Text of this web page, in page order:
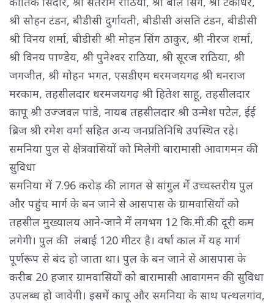
श्री सोहन टंडन, बीडीसी दुर्गावती, बीडीसी अंसति टंडन, बीडीसी
श्री विनय शर्मा, बीडीसी श्री मोहन सिंग ठाकुर, श्री नीरज शर्मा,
श्री विनय पाण्डेय, श्री पुनेश्वर राठिया, श्री सूरज राठिया, श्री
जगजीत, श्री मोहन भगत, एसडीएम धरमजयगढ़ श्री धनराज
मरकाम, तहसीलदार धरमजयगढ़ श्री हितेश साहू, तहसीलदार
कापू श्री उज्जवल पांडे, नायब तहसीलदार श्री उन्मेश पटेल, ईई
ब्रिज श्री रमेश वर्मा सहित अन्य जनप्रतिनिधि उपस्थित रहे।
समनिया पुल से क्षेत्रवासियों को मिलेगी बारामासी आवागमन की
सुविधा
समनिया में 7.96 करोड़ की लागत से सांगुल में उच्चस्तरीय पुल
और पहुंच मार्ग के बन जाने से आसपास के ग्रामवासियों को
तहसील मुख्यालय आने-जाने में लगभग 12 कि.मी.की दूरी कम
लगेगी। पुल की लंबाई 120 मीटर है। वर्षा काल में यह मार्ग
पूर्णरूप से बंद हो जाता था। पुल के बन जाने से आसपास के
करीब 20 हजार ग्रामवासियों को बारामासी आवागमन की सुविधा
उपलब्ध हो जावेगी। इसमें कापू और समनिया के साथ पत्थलगांव,